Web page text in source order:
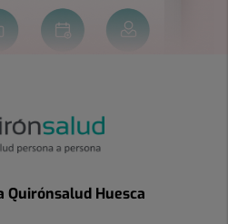
Quirónsalud Huesca